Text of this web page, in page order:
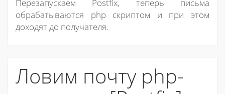
Перезапускаем Postfix, теперь письма
обрабатываются php скриптом и при этом
доходят до получателя.
Ловим почту php-